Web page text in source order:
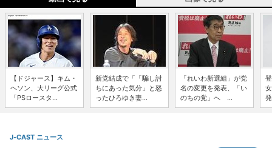
【ドジャース】キム・
ヘソン、大リーグ公式
「PSロースタ...
新党結成で「「騙し討
ちにあった気分」と怒
ったひろゆき妻...
「れいわ新選組」が党
名の変更を発表、「い
のちの党」へ ...
J-CAST ニュース